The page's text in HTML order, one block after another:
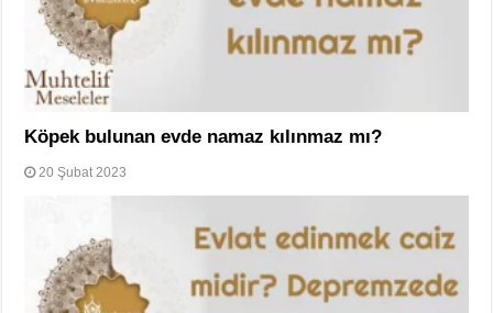
Köpek bulunan evde namaz kılınmaz mı?
20 Şubat 2023